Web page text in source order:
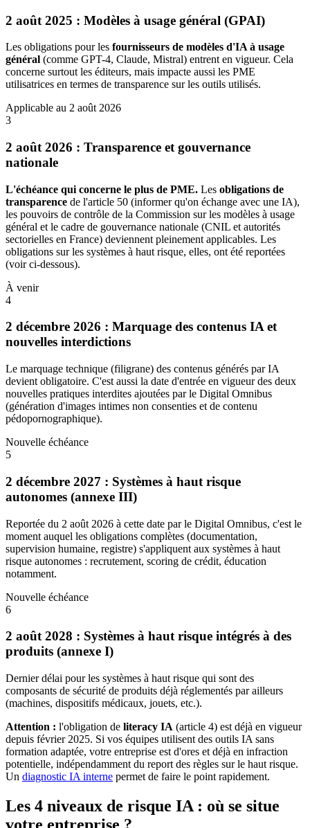
2 août 2025 : Modèles à usage général (GPAI)
Les obligations pour les fournisseurs de modèles d'IA à usage
général (comme GPT-4, Claude, Mistral) entrent en vigueur. Cela
concerne surtout les éditeurs, mais impacte aussi les PME
utilisatrices en termes de transparence sur les outils utilisés.
Applicable au 2 août 2026
3
2 août 2026 : Transparence et gouvernance
nationale
L'échéance qui concerne le plus de PME. Les obligations de
transparence de l'article 50 (informer qu'on échange avec une IA),
les pouvoirs de contrôle de la Commission sur les modèles à usage
général et le cadre de gouvernance nationale (CNIL et autorités
sectorielles en France) deviennent pleinement applicables. Les
obligations sur les systèmes à haut risque, elles, ont été reportées
(voir ci-dessous).
À venir
4
2 décembre 2026 : Marquage des contenus IA et
nouvelles interdictions
Le marquage technique (filigrane) des contenus générés par IA
devient obligatoire. C'est aussi la date d'entrée en vigueur des deux
nouvelles pratiques interdites ajoutées par le Digital Omnibus
(génération d'images intimes non consenties et de contenu
pédopornographique).
Nouvelle échéance
5
2 décembre 2027 : Systèmes à haut risque
autonomes (annexe III)
Reportée du 2 août 2026 à cette date par le Digital Omnibus, c'est le
moment auquel les obligations complètes (documentation,
supervision humaine, registre) s'appliquent aux systèmes à haut
risque autonomes : recrutement, scoring de crédit, éducation
notamment.
Nouvelle échéance
6
2 août 2028 : Systèmes à haut risque intégrés à des
produits (annexe I)
Dernier délai pour les systèmes à haut risque qui sont des
composants de sécurité de produits déjà réglementés par ailleurs
(machines, dispositifs médicaux, jouets, etc.).
Attention : l'obligation de literacy IA (article 4) est déjà en vigueur
depuis février 2025. Si vos équipes utilisent des outils IA sans
formation adaptée, votre entreprise est d'ores et déjà en infraction
potentielle, indépendamment du report des règles sur le haut risque.
Un diagnostic IA interne permet de faire le point rapidement.
Les 4 niveaux de risque IA : où se situe